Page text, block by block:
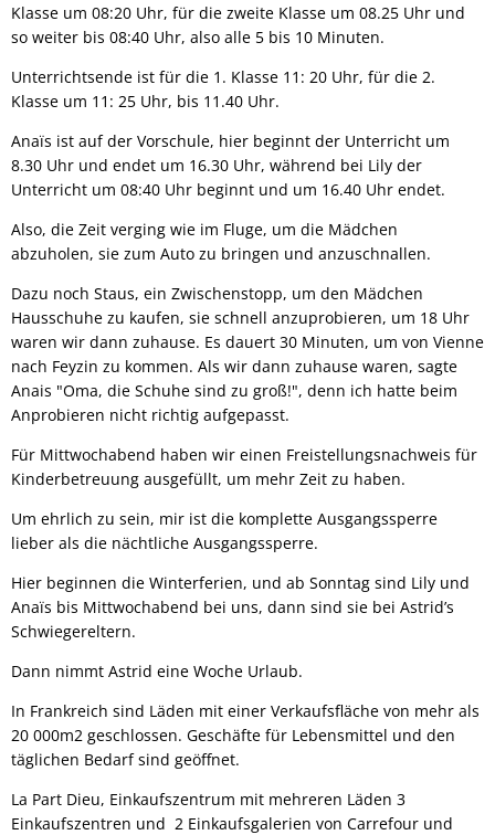
Klasse um 08:20 Uhr, für die zweite Klasse um 08.25 Uhr und
so weiter bis 08:40 Uhr, also alle 5 bis 10 Minuten.
Unterrichtsende ist für die 1. Klasse 11: 20 Uhr, für die 2.
Klasse um 11: 25 Uhr, bis 11.40 Uhr.
Anaïs ist auf der Vorschule, hier beginnt der Unterricht um
8.30 Uhr und endet um 16.30 Uhr, während bei Lily der
Unterricht um 08:40 Uhr beginnt und um 16.40 Uhr endet.
Also, die Zeit verging wie im Fluge, um die Mädchen
abzuholen, sie zum Auto zu bringen und anzuschnallen.
Dazu noch Staus, ein Zwischenstopp, um den Mädchen
Hausschuhe zu kaufen, sie schnell anzuprobieren, um 18 Uhr
waren wir dann zuhause. Es dauert 30 Minuten, um von Vienne
nach Feyzin zu kommen. Als wir dann zuhause waren, sagte
Anais "Oma, die Schuhe sind zu groß!", denn ich hatte beim
Anprobieren nicht richtig aufgepasst.
Für Mittwochabend haben wir einen Freistellungsnachweis für
Kinderbetreuung ausgefüllt, um mehr Zeit zu haben.
Um ehrlich zu sein, mir ist die komplette Ausgangssperre
lieber als die nächtliche Ausgangssperre.
Hier beginnen die Winterferien, und ab Sonntag sind Lily und
Anaïs bis Mittwochabend bei uns, dann sind sie bei Astrid’s
Schwiegereltern.
Dann nimmt Astrid eine Woche Urlaub.
In Frankreich sind Läden mit einer Verkaufsfläche von mehr als
20 000m2 geschlossen. Geschäfte für Lebensmittel und den
täglichen Bedarf sind geöffnet.
La Part Dieu, Einkaufszentrum mit mehreren Läden 3
Einkaufszentren und 2 Einkaufsgalerien von Carrefour und